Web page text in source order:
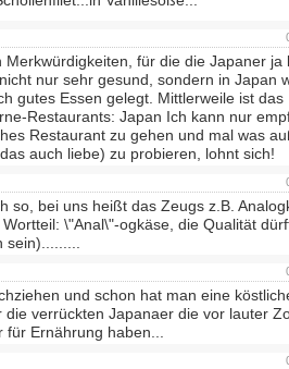
Merkwürdigkeiten, für die die Japaner ja
nur sehr gesund, sondern in Japan
gutes Essen gelegt. Mittlerweile ist das
Restaurants: Japan Ich kann nur
Restaurant zu gehen und mal was
auch liebe) zu probieren, lohnt sich!
so, bei uns heißt das Zeugs z.B.
\"Anal\"-ogkäse, die Qualität
und schon hat man eine
die verrückten Japanaer die vor lauter
Ernährung haben...